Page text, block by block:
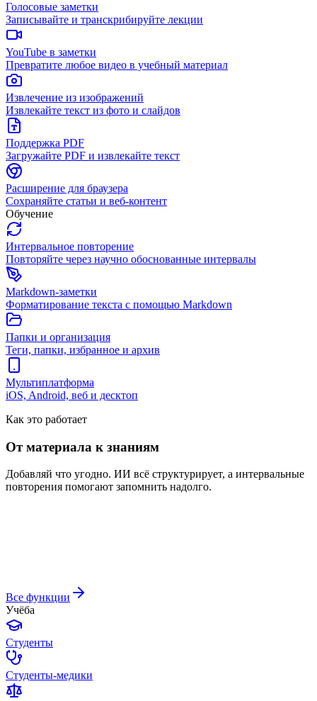
Голосовые заметки
Записывайте и транскрибируйте лекции
YouTube в заметки
Превратите любое видео в учебный материал
Извлечение из изображений
Извлекайте текст из фото и слайдов
Поддержка PDF
Загружайте PDF и извлекайте текст
Расширение для браузера
Сохраняйте статьи и веб-контент
Обучение
Интервальное повторение
Повторяйте через научно обоснованные интервалы
Markdown-заметки
Форматирование текста с помощью Markdown
Папки и организация
Теги, папки, избранное и архив
Мультиплатформа
iOS, Android, веб и десктоп
Как это работает
От материала к знаниям
Добавляй что угодно. ИИ всё структурирует, а интервальные
повторения помогают запомнить надолго.
Все функции
Учёба
Студенты
Студенты-медики